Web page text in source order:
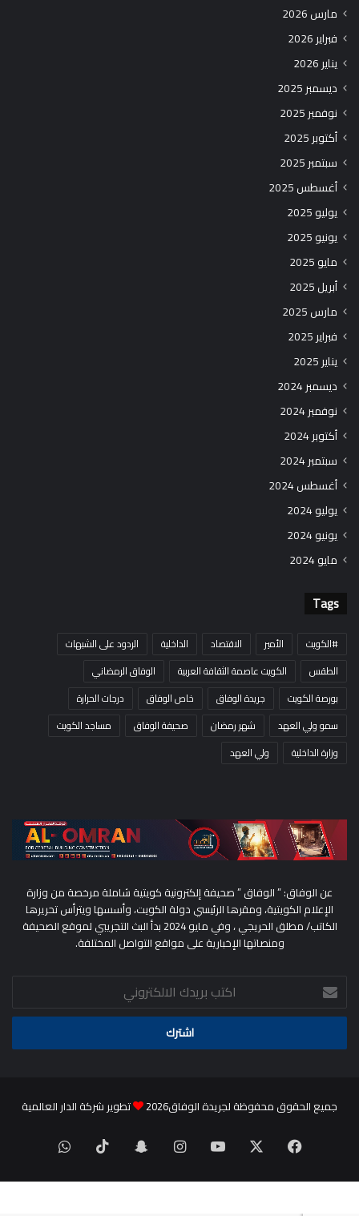
مارس 2026
فبراير 2026
يناير 2026
ديسمبر 2025
نوفمبر 2025
أكتوبر 2025
سبتمبر 2025
أغسطس 2025
يوليو 2025
يونيو 2025
مايو 2025
أبريل 2025
مارس 2025
فبراير 2025
يناير 2025
ديسمبر 2024
نوفمبر 2024
أكتوبر 2024
سبتمبر 2024
أغسطس 2024
يوليو 2024
يونيو 2024
مايو 2024
Tags
#الكويت الأمير الاقتصاد الداخلية
الردود على الشبهات
الطقس
الكويت عاصمة الثقافة العربية
الوفاق الرمضاني
بورصة الكويت
جريدة الوفاق خاص الوفاق
درجات الحرارة
سمو ولي العهد
شهر رمضان صحيفة الوفاق
مساجد الكويت
وزارة الداخلية
ولي العهد
عن الوفاق: ” الوفاق ” صحيفة إلكترونية كويتية شاملة مرخصة من وزارة
الإعلام الكويتية، ومقرها الرئيسي دولة الكويت، وأسسها ويترأس تحريرها
الكاتب/ مطلق الحريجي ، وفي مايو 2024 بدأ البث التجريبي لموقع الصحيفة
ومنصاتها الإخبارية على مواقع التواصل المختلفة.
اكتب
بريدك
الالكتروني
جميع الحقوق محفوظة لجريدة الوفاق2026 تطوير شركة الدار العالمية
فيسبوك ‫YouTubeانستقرامسناب
تشات
‫TikTokواتساب